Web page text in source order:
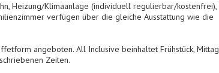
Heizung/Klimaanlage (individuell regulierbar/kostenfrei),
verfügen über die gleiche Ausstattung wie die
angeboten. All Inclusive beinhaltet Frühstück,
Zeiten.